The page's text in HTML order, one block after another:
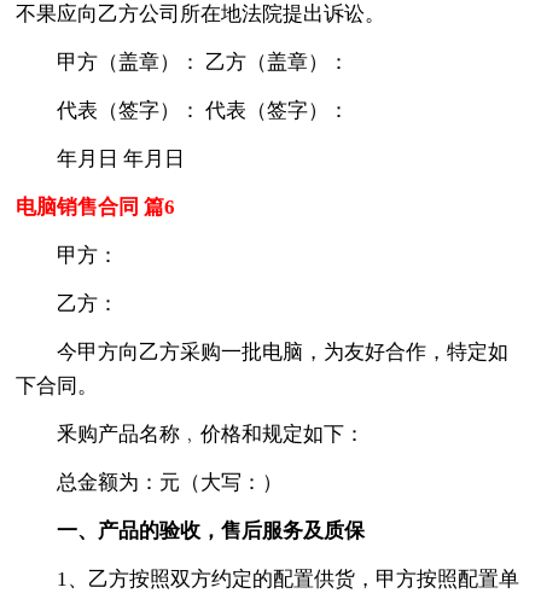
不果应向乙方公司所在地法院提出诉讼。
甲方（盖章）： 乙方（盖章）：
代表（签字）： 代表（签字）：
年月日 年月日
电脑销售合同 篇6
甲方：
乙方：
今甲方向乙方采购一批电脑，为友好合作，特定如
下合同。
釆购产品名称﹐价格和规定如下：
总金额为：元（大写：）
一、产品的验收，售后服务及质保
1、乙方按照双方约定的配置供货，甲方按照配置单